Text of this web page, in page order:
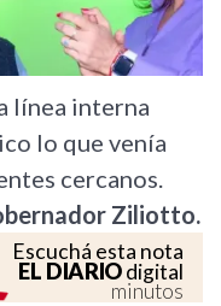
línea interna
lo que venía
cercanos.
Ziliotto.
Escuchá esta nota
EL DIARIOdigital
minutos